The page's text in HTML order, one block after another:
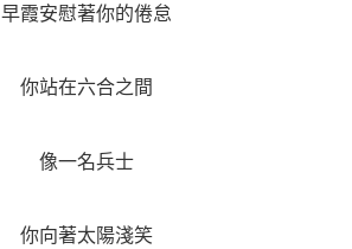
早霞安慰著你的倦怠
你站在六合之間
像一名兵士
你向著太陽淺笑